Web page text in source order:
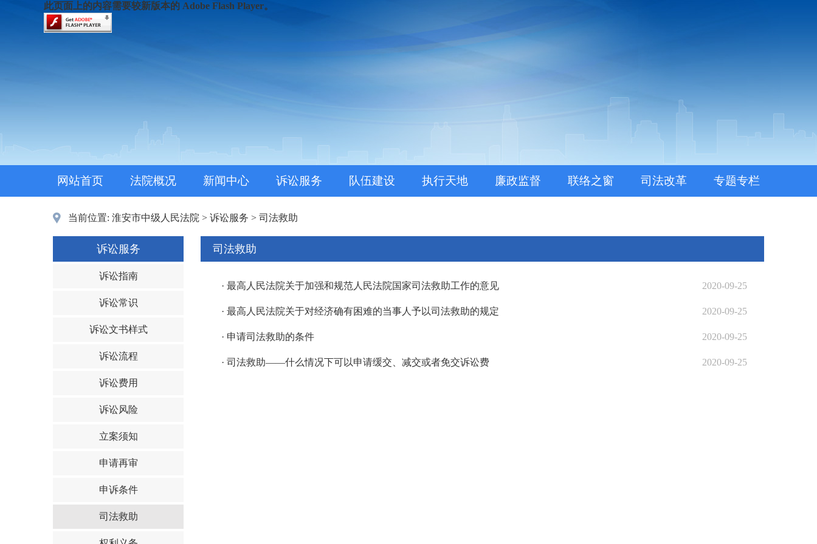
此页面上的内容需要较新版本的 Adobe Flash Player。
网站首页 法院概况 新闻中心 诉讼服务 队伍建设 执行天地 廉政监督 联络之窗 司法改革 专题专栏
当前位置: 淮安市中级人民法院 > 诉讼服务 > 司法救助
诉讼服务
诉讼指南
诉讼常识
诉讼文书样式
诉讼流程
诉讼费用
诉讼风险
立案须知
申请再审
申诉条件
司法救助
司法救助
2020-09-25
· 最高人民法院关于加强和规范人民法院国家司法救助工作的意见
2020-09-25
· 最高人民法院关于对经济确有困难的当事人予以司法救助的规定
2020-09-25
· 申请司法救助的条件
2020-09-25
· 司法救助——什么情况下可以申请缓交、减交或者免交诉讼费